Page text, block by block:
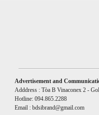
Advertisement and
Adddress : Tòa B Vinaconex 2 -
Hotline: 094.865.2288
Email : bdsibrand@gmail.com